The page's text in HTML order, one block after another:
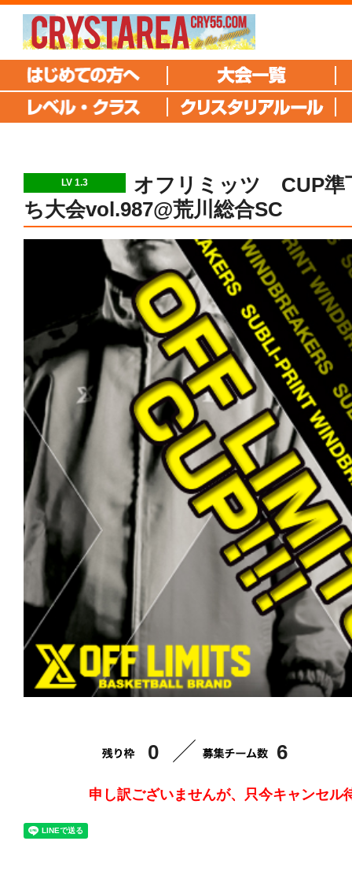
LV 1.3
オフリミッツ CUP準
ち大会vol.987@荒川総合SC
0 6
申し訳ございませんが、只今キャンセル